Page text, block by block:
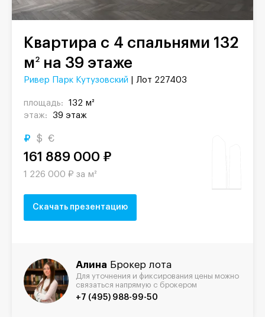
Квартира с 4 спальнями 132
м2 на 39 этаже
Ривер Парк Кутузовский | Лот 227403
площадь:
132 м²
этаж:
39 этаж
₽ $ €
161 889 000 ₽
1 226 000 ₽ за м²
Скачать презентацию
Алина Брокер лота
Для уточнения и фиксирования цены можно
связаться напрямую с брокером
+7 (495) 988-99-50